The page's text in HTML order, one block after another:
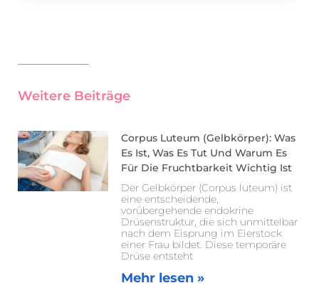
Weitere Beiträge
Corpus Luteum (Gelbkörper): Was
Es Ist, Was Es Tut Und Warum Es
Für Die Fruchtbarkeit Wichtig Ist
Der Gelbkörper (Corpus luteum) ist
eine entscheidende,
vorübergehende endokrine
Drüsenstruktur, die sich unmittelbar
nach dem Eisprung im Eierstock
einer Frau bildet. Diese temporäre
Drüse entsteht
Mehr lesen »